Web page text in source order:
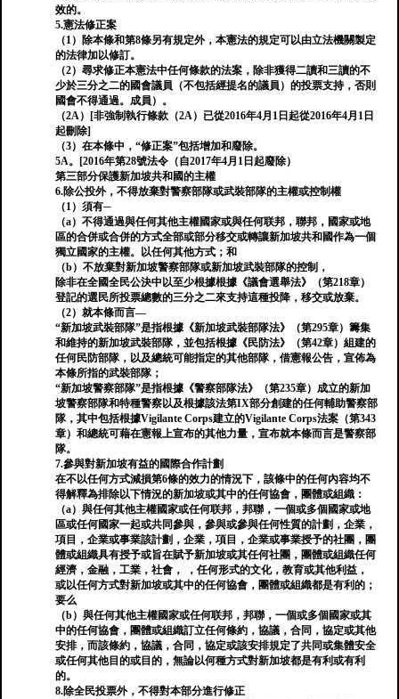
效的。
5.憲法修正案
（1）除本條和第8條另有規定外，本憲法的規定可以由立法機關製定
的法律加以修訂。
（2）尋求修正本憲法中任何條款的法案，除非獲得二讀和三讀的不
少於三分之二的國會議員（不包括經提名的議員）的投票支持，否則
國會不得通過。成員）。
（2A）[非強制執行條款（2A）已從2016年4月1日起從2016年4月1日
起刪除]
（3）在本條中，“修正案”包括增加和廢除。
5A。[2016年第28號法令（自2017年4月1日起廢除）
第三部分保護新加坡共和國的主權
6.除公投外，不得放棄對警察部隊或武裝部隊的主權或控制權
（1）須有─
（a）不得通過與任何其他主權國家或與任何联邦，聯邦，國家或地
區的合併或合併的方式全部或部分移交或轉讓新加坡共和國作為一個
獨立國家的主權。以任何其他方式；和
（b）不放棄對新加坡警察部隊或新加坡武裝部隊的控制，
除非在全國全民公決中以至少根據根據《議會選舉法》（第218章）
登記的選民所投票總數的三分之二來支持這種投降，移交或放棄。
（2）就本條而言—
“新加坡武裝部隊”是指根據《新加坡武裝部隊法》（第295章）籌集
和維持的新加坡武裝部隊，並包括根據《民防法》（第42章）組建的
任何民防部隊，以及總統可能指定的其他部隊，借憲報公告，宣佈為
本條所指的武裝部隊；
“新加坡警察部隊”是指根據《警察部隊法》（第235章）成立的新加
坡警察部隊和特種警察以及根據該法第IX部分創建的任何輔助警察部
隊，其中包括根據Vigilante Corps建立的Vigilante Corps法案（第343
章）和總統可藉在憲報上宣布的其他力量，宣布就本條而言是警察部
隊。
7.參與對新加坡有益的國際合作計劃
在不以任何方式減損第6條的效力的情況下，該條中的任何內容均不
得解釋為排除以下情況的新加坡或其中的任何協會，團體或組織：
（a）與任何其他主權國家或任何联邦，邦聯，一個或多個國家或地
區或任何國家一起或共同參與，參與或參與任何性質的計劃，企業，
項目，企業或事業該計劃，企業，項目，企業或事業授予的社團，團
體或組織具有授予或旨在賦予新加坡或其任何社團，團體或組織任何
經濟，金融，工業，社會， ，任何形式的文化，教育或其他利益，
或以任何方式對新加坡或其中的任何協會，團體或組織都是有利的；
要么
（b）與任何其他主權國家或任何联邦，邦聯，一個或多個國家或其
中的任何協會，團體或組織訂立任何條約，協議，合同，協定或其他
安排，而該條約，協議，合同，協定或該安排規定了共同或集體安全
或任何其他目的或目的，無論以何種方式對新加坡都是有利或有利
的。
8.除全民投票外，不得對本部分進行修正